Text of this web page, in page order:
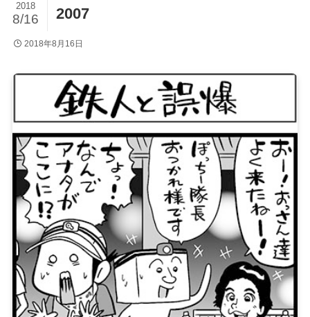
2007
2018
8/16
2018年8月16日